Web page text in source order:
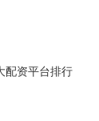
配资平台排行